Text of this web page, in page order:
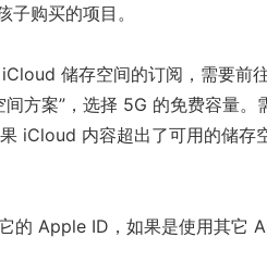
子购买的项目。
储存空间的订阅，需要
间方案”，选择 5G 的免费容量
iCloud 内容超出了可用的储存
的 Apple ID，如果是使用其它